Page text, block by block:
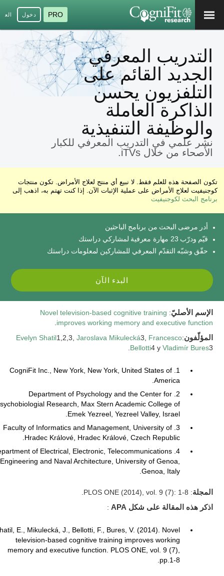
PRO دخول
التدريب المعرفي
الجديد القائم على
التلفزيون يحسن
الذاكرة العاملة
والوظيفة التنفيذية
نشر علمي في التدريب المعرفي للكبار
الأصحاء من خلال iTVs.
تكون الصفحة هذه للعلم فقط. لا نبيع أي منتج لعلاج الأمراض. تكون منتجات
كوجنيفيت لعلاج الأمراض على عملية الإثبات الآن. إذا كنت تهتم به، اذهب إلى
برنامج البحث لكوجنيفيت
أدر مرضى البحث من برنامج الباحثين
قيّم ودرّب 23 مهارة معرفية لمشاركي دراستك
حقّق وشبّه التقدّم المعرفي للمشاركين لمعلومات دراستك
البدء الآن
الإسم الأصليّ:
Novel television-based cognitive training
improves working memory and executive function
المؤلّفون:
Evelyn Shatil1,2,3, Jaroslava Mikulecká3, Francesco
Bellotti4 y Vladimír Bures3.
1. CogniFit Inc., New York, New York, United States of
America.
2. Department of Psychology and the Center for
Research, Max Stern Academic College of
Emek Yezreel, Yezreel Valley, Israel.
3. Faculty of Informatics and Management, University of
Hradec Králové, Hradec Králové, Czech Republic.
of Electrical, Electronic, Telecommunications
Engineering and Naval Architecture, University of Genoa,
Genoa, Italy.
المجلة: PLOS ONE (2014), vol. 9 (7): 1-8.
اذكر هذه المقالة على شكل APA
:
E., Mikulecká, J., Bellotti, F., Bures, V. (2014). Novel
television-based cognitive training improves working
memory and executive function. PLOS ONE, vol. 9 (7),
pp.1-8.